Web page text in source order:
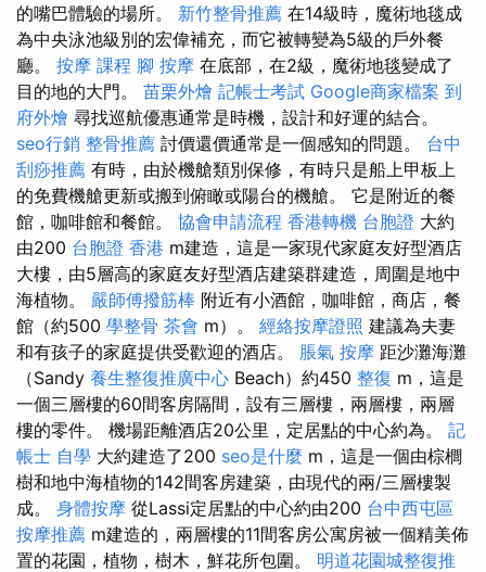
的嘴巴體驗的場所。 新竹整骨推薦 在14級時，魔術地毯成
為中央泳池級別的宏偉補充，而它被轉變為5級的戶外餐
廳。 按摩 課程 腳 按摩 在底部，在2級，魔術地毯變成了
目的地的大門。 苗栗外燴 記帳士考試 Google商家檔案 到
府外燴 尋找巡航優惠通常是時機，設計和好運的結合。
seo行銷 整骨推薦 討價還價通常是一個感知的問題。 台中
刮痧推薦 有時，由於機艙類別保修，有時只是船上甲板上
的免費機艙更新或搬到俯瞰或陽台的機艙。 它是附近的餐
館，咖啡館和餐館。 協會申請流程 香港轉機 台胞證 大約
由200 台胞證 香港 m建造，這是一家現代家庭友好型酒店
大樓，由5層高的家庭友好型酒店建築群建造，周圍是地中
海植物。 嚴師傅撥筋棒 附近有小酒館，咖啡館，商店，餐
館（約500 學整骨 茶會 m）。 經絡按摩證照 建議為夫妻
和有孩子的家庭提供受歡迎的酒店。 脹氣 按摩 距沙灘海灘
（Sandy 養生整復推廣中心 Beach）約450 整復 m，這是
一個三層樓的60間客房隔間，設有三層樓，兩層樓，兩層
樓的零件。 機場距離酒店20公里，定居點的中心約為。 記
帳士 自學 大約建造了200 seo是什麼 m，這是一個由棕櫚
樹和地中海植物的142間客房建築，由現代的兩/三層樓製
成。 身體按摩 從Lassi定居點的中心約由200 台中西屯區
按摩推薦 m建造的，兩層樓的11間客房公寓房被一個精美佈
置的花園，植物，樹木，鮮花所包圍。 明道花園城整復推